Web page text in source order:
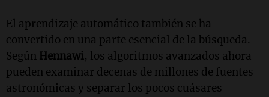
El aprendizaje automático también se ha
convertido en una parte esencial de la búsqueda.
Según Hennawi, los algoritmos avanzados ahora
pueden examinar decenas de millones de fuentes
astronómicas y separar los pocos cuásares